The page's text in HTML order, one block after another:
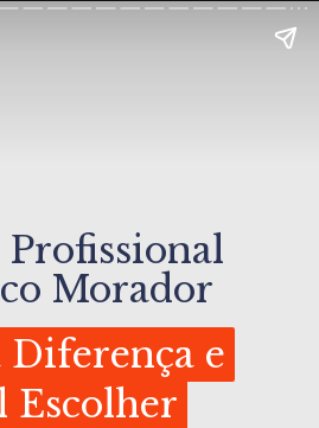
Morador
Diferença e
Escolher
Diferença e
Escolher